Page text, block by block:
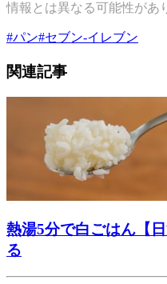
情報とは異なる可能性があ
#パン#セブン-イレブン
関連記事
熱湯5分で白ごはん【
る